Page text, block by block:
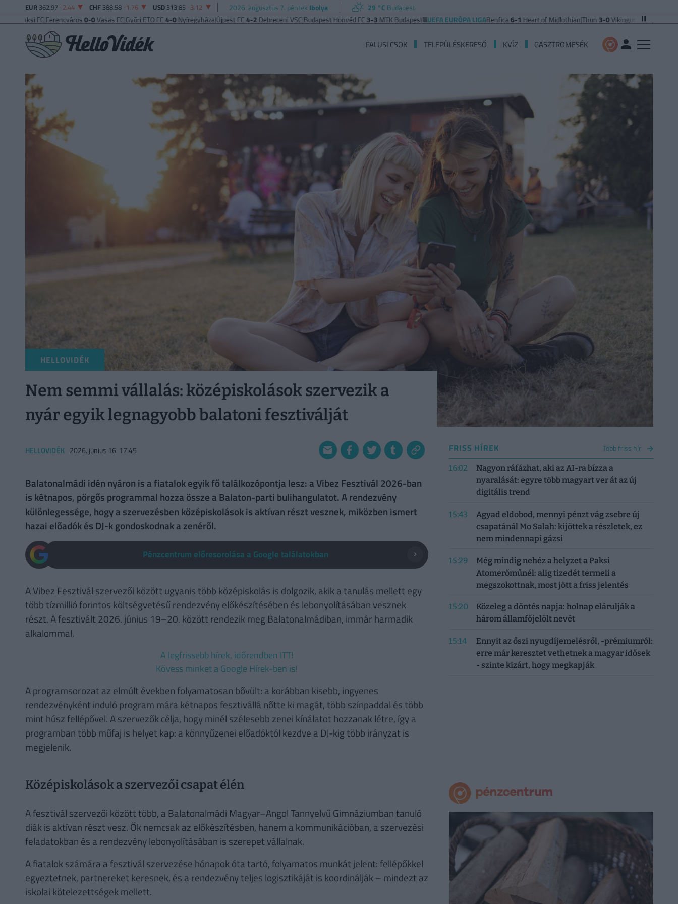
EUR 362.97 -2.44 CHF 388.58 -1.76 USD 313.85 -3.12 2026. augusztus 7. péntek Ibolya 29 °C Budapest
Ferencváros0-0Vasas FC|Győri ETO FC4-0Nyíregyháza|Újpest FC4-2Debreceni VSC|Budapest Honvéd FC3-3MTK Budapest UEFA EURÓPA LIGABenfica6-1Heart of Midlothian|Thun3-0Vikingur Reykjavik PAOK
FALUSI CSOK TELEPÜLÉSKERESŐ KVÍZ GASZTROMESÉK
HELLOVIDÉK
Nem semmi vállalás: középiskolások szervezik a
nyár egyik legnagyobb balatoni fesztiválját
HELLOVIDÉK 2026. június 16. 17:45
Balatonalmádi idén nyáron is a fiatalok egyik fő találkozópontja lesz: a Vibez Fesztivál 2026-ban
is kétnapos, pörgős programmal hozza össze a Balaton-parti bulihangulatot. A rendezvény
különlegessége, hogy a szervezésben középiskolások is aktívan részt vesznek, miközben ismert
hazai előadók és DJ-k gondoskodnak a zenéről.
Pénzcentrum előresorolása a Google találatokban
A Vibez Fesztivál szervezői között ugyanis több középiskolás is dolgozik, akik a tanulás mellett egy
több tízmillió forintos költségvetésű rendezvény előkészítésében és lebonyolításában vesznek
részt. A fesztivált 2026. június 19–20. között rendezik meg Balatonalmádiban, immár harmadik
alkalommal.
A legfrissebb hírek, időrendben ITT!
Kövess minket a Google Hírek-ben is!
A programsorozat az elmúlt években folyamatosan bővült: a korábban kisebb, ingyenes
rendezvényként induló program mára kétnapos fesztivállá nőtte ki magát, több színpaddal és több
mint húsz fellépővel. A szervezők célja, hogy minél szélesebb zenei kínálatot hozzanak létre, így a
programban több műfaj is helyet kap: a könnyűzenei előadóktól kezdve a DJ-kig több irányzat is
megjelenik.
Középiskolások a szervezői csapat élén
A fesztivál szervezői között több, a Balatonalmádi Magyar–Angol Tannyelvű Gimnáziumban tanuló
diák is aktívan részt vesz. Ők nemcsak az előkészítésben, hanem a kommunikációban, a szervezési
feladatokban és a rendezvény lebonyolításában is szerepet vállalnak.
A fiatalok számára a fesztivál szervezése hónapok óta tartó, folyamatos munkát jelent: fellépőkkel
egyeztetnek, partnereket keresnek, és a rendezvény teljes logisztikáját is koordinálják – mindezt az
iskolai kötelezettségek mellett.
FRISS HÍREK Több friss hír
16:02
Nagyon ráfázhat, aki az AI-ra bízza a
nyaralását: egyre több magyart ver át az új
digitális trend
15:43
Agyad eldobod, mennyi pénzt vág zsebre új
csapatánál Mo Salah: kijöttek a részletek, ez
nem mindennapi gázsi
15:29
Még mindig nehéz a helyzet a Paksi
Atomerőműnél: alig tizedét termeli a
megszokottnak, most jött a friss jelentés
15:20
Közeleg a döntés napja: holnap elárulják a
három államfőjelölt nevét
15:14
Ennyit az őszi nyugdíjemelésről, -prémiumról:
erre már keresztet vethetnek a magyar idősek
- szinte kizárt, hogy megkapják